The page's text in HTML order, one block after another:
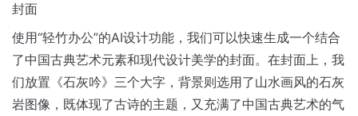
封面
使用“轻竹办公”的AI设计功能，我们可以快速生成一个结合
了中国古典艺术元素和现代设计美学的封面。在封面上，我
们放置《石灰吟》三个大字，背景则选用了山水画风的石灰
岩图像，既体现了古诗的主题，又充满了中国古典艺术的气